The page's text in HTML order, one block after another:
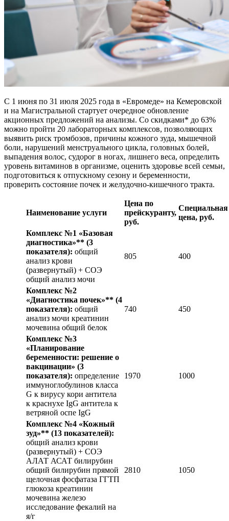
С 1 июня по 31 июля 2025 года в «Евромеде» на Кемеровской
и на Магистральной стартует очередное обновление
акционных предложений на анализы. Со скидками* до 63%
можно пройти 20 лабораторных комплексов, позволяющих
выявить риск тромбозов, причины кожного зуда, мышечной
боли, нарушений менструального цикла, головных болей,
выпадения волос, судорог в ногах, лишнего веса, определить
уровень витаминов в организме, оценить здоровье всей семьи,
подготовиться к отпускному сезону и беременности,
проверить состояние почек и желудочно-кишечного тракта.
Наименование услуги
Цена по
прейскуранту,
руб.
Специальная
цена, руб.
Комплекс №1 «Базовая
диагностика»** (3
показателя): общий
анализ крови
(развернутый) + СОЭ
общий анализ мочи
805 400
Комплекс №2
«Диагностика почек»** (4
показателя): общий
анализ мочи креатинин
мочевина общий белок
740 450
Комплекс №3
«Планирование
беременности: решение о
вакцинации» (3
показателя): определение
иммуноглобулинов класса
G к вирусу кори антитела
к краснухе IgG антитела к
ветряной оспе IgG
1970 1000
Комплекс №4 «Кожный
зуд»** (13 показателей):
общий анализ крови
(развернутый) + СОЭ
АЛАТ АСАТ билирубин
общий билирубин прямой
щелочная фосфатаза ГГТП
глюкоза креатинин
мочевина железо
исследование фекалий на
я/г
2810 1050